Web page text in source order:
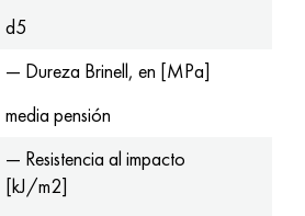
d5
— Dureza Brinell, en [MPa]
media pensión
— Resistencia al impacto
[kJ/m2]